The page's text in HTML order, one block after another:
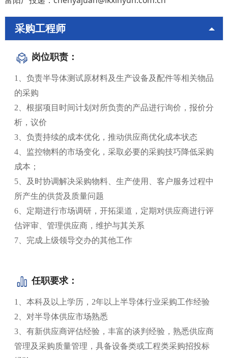
采购工程师
岗位职责：
1、负责半导体测试原材料及生产设备及配件等相关物品
的采购
2、根据项目时间计划对所负责的产品进行询价，报价分
析，议价
3、负责持续的成本优化，推动供应商优化成本状态
4、监控物料的市场变化，采取必要的采购技巧降低采购
成本；
5、及时协调解决采购物料、生产使用、客户服务过程中
所产生的供货及质量问题
6、定期进行市场调研，开拓渠道，定期对供应商进行评
估评审、管理供应商，维护与其关系
7、完成上级领导交办的其他工作
任职要求：
1、本科及以上学历，2年以上半导体行业采购工作经验
2、对半导体供应市场熟悉
3、有新供应商评估经验，丰富的谈判经验，熟悉供应商
管理及采购质量管理，具备设备类或工程类采购招投标